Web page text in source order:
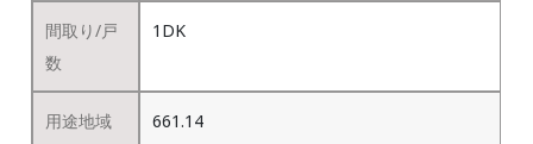
間取り/戸
数
1DK
用途地域 661.14